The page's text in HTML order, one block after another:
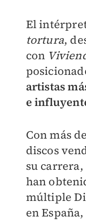
El
tortura, d
con
artistas
e
Con más
discos
su carrera,
han
múltiple
en